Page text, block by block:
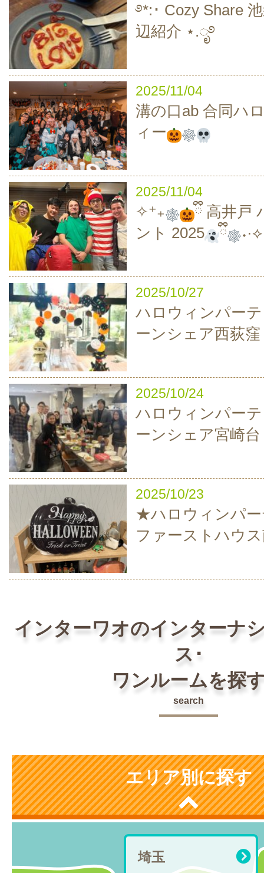
࿔*:･ Cozy Share
辺紹介 ⋆.ೃ࿔
2025/11/04
溝の口ab 合同ハ
ィー
2025/11/04
✧⁺₊
高井戸
ント 2025
ྀི ˖·⟡
2025/10/27
ハロウィンパー
ーンシェア西荻窪
2025/10/24
ハロウィンパー
ーンシェア宮崎台
2025/10/23
★ハロウィンパー
ファーストハウ
インターワオのインターナ
ス･
ワンルームを探
search
エリア別に探す
埼玉